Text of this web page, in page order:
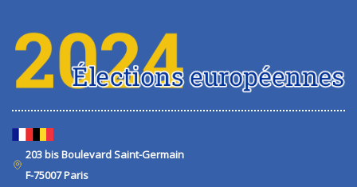
203 bis Boulevard Saint-Germain
F-75007 Paris